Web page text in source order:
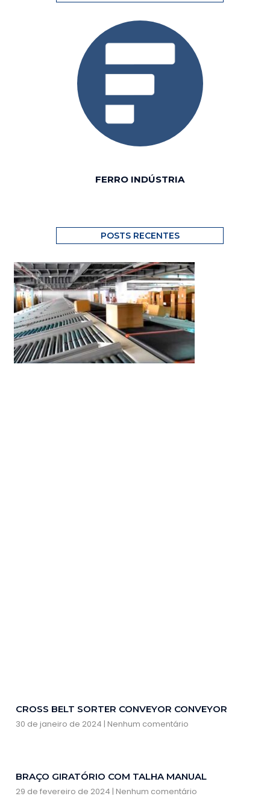
FERRO INDÚSTRIA
POSTS RECENTES
CROSS BELT SORTER CONVEYOR CONVEYOR
30 de janeiro de 2024 Nenhum comentário
BRAÇO GIRATÓRIO COM TALHA MANUAL
29 de fevereiro de 2024 Nenhum comentário